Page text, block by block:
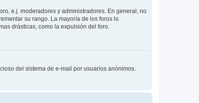
e.j. moderadores y administradores. En general, no
su rango. La mayoría de los foros lo
drásticas, como la expulsión del foro.
del sistema de e-mail por usuarios anónimos.